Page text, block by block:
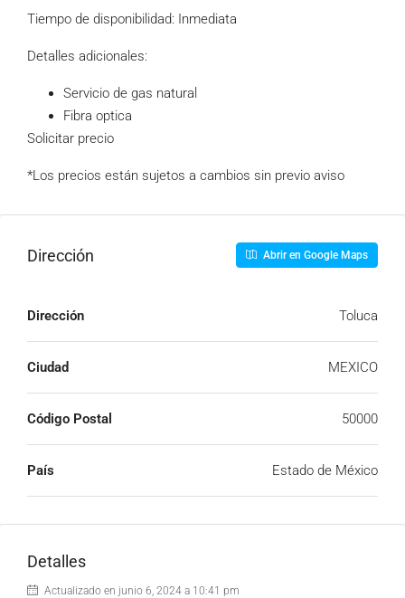
Tiempo de disponibilidad: Inmediata
Detalles adicionales:
Servicio de gas natural
Fibra optica
Solicitar precio
*Los precios están sujetos a cambios sin previo aviso
Dirección Abrir en Google Maps
Dirección Toluca
Ciudad MEXICO
Código Postal 50000
País Estado de México
Detalles
Actualizado en junio 6, 2024 a 10:41 pm